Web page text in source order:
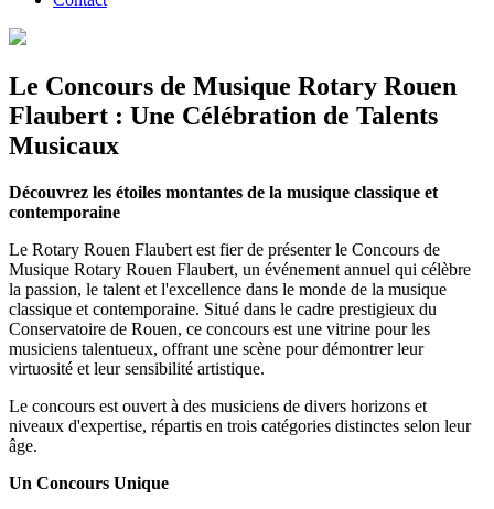
Le Concours de Musique Rotary Rouen
Flaubert : Une Célébration de Talents
Musicaux
Découvrez les étoiles montantes de la musique classique et
contemporaine
Le Rotary Rouen Flaubert est fier de présenter le Concours de
Musique Rotary Rouen Flaubert, un événement annuel qui célèbre
la passion, le talent et l'excellence dans le monde de la musique
classique et contemporaine. Situé dans le cadre prestigieux du
Conservatoire de Rouen, ce concours est une vitrine pour les
musiciens talentueux, offrant une scène pour démontrer leur
virtuosité et leur sensibilité artistique.
Le concours est ouvert à des musiciens de divers horizons et
niveaux d'expertise, répartis en trois catégories distinctes selon leur
âge.
Un Concours Unique